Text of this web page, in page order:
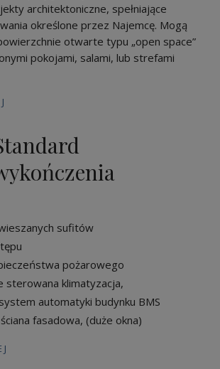
architektoniczne, spełniające
określone przez Najemcę. Mogą
otwarte typu „open space”
pokojami, salami, lub strefami
sufitów
pożarowego
sterowana klimatyzacja,
automatyki budynku BMS
fasadowa, (duże okna)